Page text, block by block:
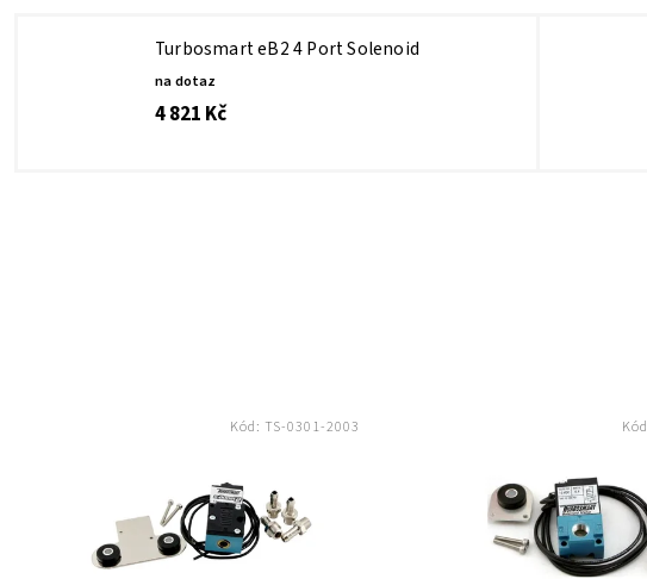
Turbosmart eB2 4 Port Solenoid
na dotaz
4 821 Kč
Kód: TS-0301-2003